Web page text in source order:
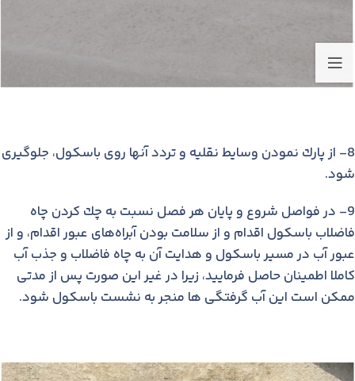
8- از پارك نمودن وسایط نقلیه و تردد آنها روی باسكول، جلوگیری
شود.
9- در فواصل شروع و پایان هر فصل نسبت به چك كردن چاه
فاضلاب باسكول اقدام و از سلامت بودن آبراه‌های عبور اقدام، و از
عبور آب در مسیر باسكول و هدایت آن به چاه فاضلاب و جذب آب
كاملا اطمینان حاصل فرمایید، زیرا در غیر این صورت پس از مدتی
ممكن است این آب گرفتگی ها منجر به نشست باسكول شود.